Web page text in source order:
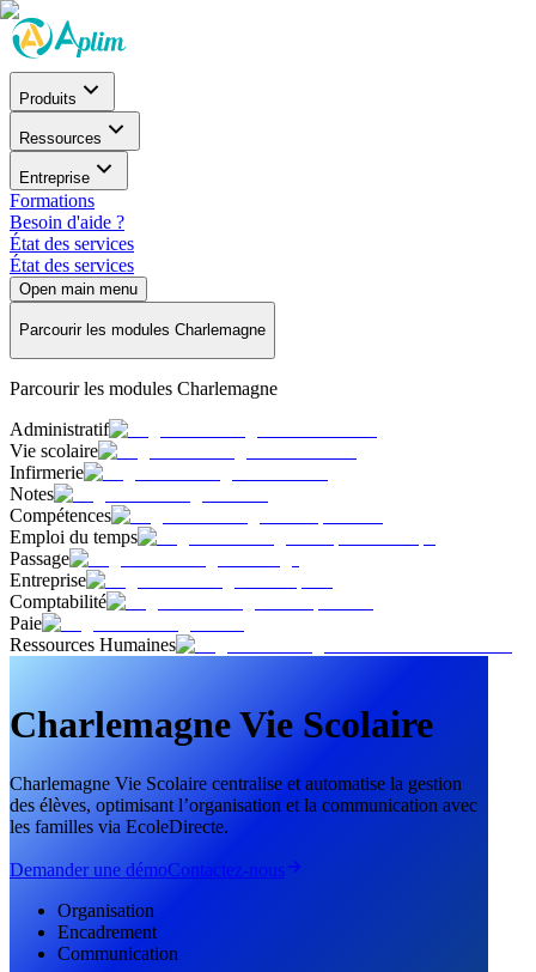
Produits
Ressources
Entreprise
Formations
Besoin d'aide ?
État des services
État des services
Open main menu
Parcourir les modules Charlemagne
Parcourir les modules Charlemagne
Administratif
Vie scolaire
Infirmerie
Notes
Compétences
Emploi du temps
Passage
Entreprise
Comptabilité
Paie
Ressources Humaines
Charlemagne Vie Scolaire
Charlemagne Vie Scolaire centralise et automatise la gestion
des élèves, optimisant l’organisation et la communication avec
les familles via EcoleDirecte.
Demander une démoContactez-nous
Organisation
Encadrement
Communication